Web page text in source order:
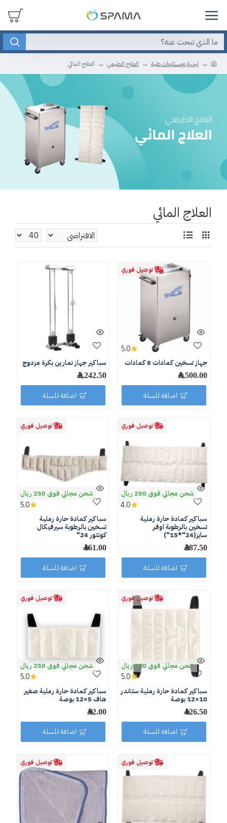
اجهزة ومستلزمات طبية العلاج الطبيعي العلاج المائي
العلاج المائي
توصيل فوري
جهاز تسخين كمادات 8 كمادات
8,500.00 ﷼
5.0
اضافة للسلة
سباكير جهاز تمارين بكرة مزدوج
2,242.50 ﷼
اضافة للسلة
توصيل فوري
شحن مجاني فوق 250 ريال
سباكير كمادة حارة رملية
تسخين بالرطوبة اوفر
سايز(24"*15")
287.50 ﷼
4.0
اضافة للسلة
توصيل فوري
شحن مجاني فوق 250 ريال
سباكير كمادة حارة رملية
تسخين بالرطوبة سيرفيكال
كونتور 24"
161.00 ﷼
5.0
اضافة للسلة
توصيل فوري
شحن مجاني فوق 250 ريال
سباكير كمادة حارة رملية ستاندر
10×12 بوصة
126.50 ﷼
5.0
اضافة للسلة
توصيل فوري
شحن مجاني فوق 250 ريال
سباكير كمادة حارة رملية صغير
هاف 5×12 بوصة
92.00 ﷼
5.0
اضافة للسلة
توصيل فوري توصيل فوري